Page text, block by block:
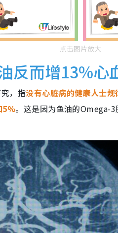
点击图片放大
反而增13%心
，指没有心脏病的健康人士规
5%。这是因为鱼油的Omega-